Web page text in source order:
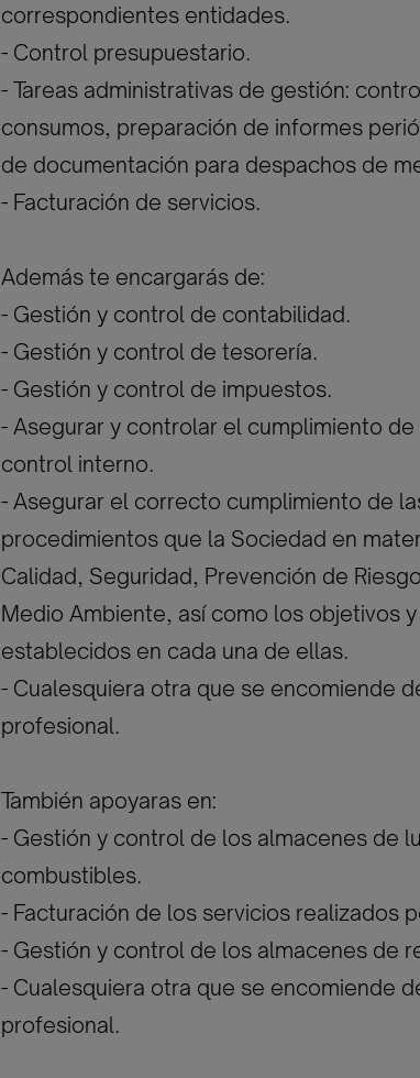
correspondientes entidades.
- Control presupuestario.
- Tareas administrativas de gestión:
consumos, preparación de informes
de documentación para despachos de
- Facturación de servicios.
Además te encargarás de:
- Gestión y control de contabilidad.
- Gestión y control de tesorería.
- Gestión y control de impuestos.
- Asegurar y controlar el cumplimiento de
control interno.
- Asegurar el correcto cumplimiento de
procedimientos que la Sociedad en
Calidad, Seguridad, Prevención de
Medio Ambiente, así como los objetivos
establecidos en cada una de ellas.
- Cualesquiera otra que se encomiende
profesional.
También apoyaras en:
- Gestión y control de los almacenes de
combustibles.
- Facturación de los servicios realizados
- Gestión y control de los almacenes de
- Cualesquiera otra que se encomiende
profesional.